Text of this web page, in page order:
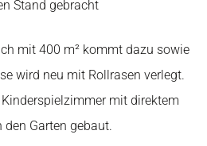
Stand gebracht
mit 400 m² kommt dazu sowie
wird neu mit Rollrasen verlegt.
mit direktem
den Garten gebaut.